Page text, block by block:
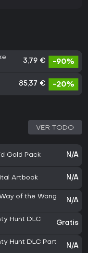
3,79 € -90%
85,37 € -20%
VER TODO
Gold Pack N/A
Artbook N/A
of the Wang
N/A
Hunt DLC
Gratis
Hunt DLC Part
N/A